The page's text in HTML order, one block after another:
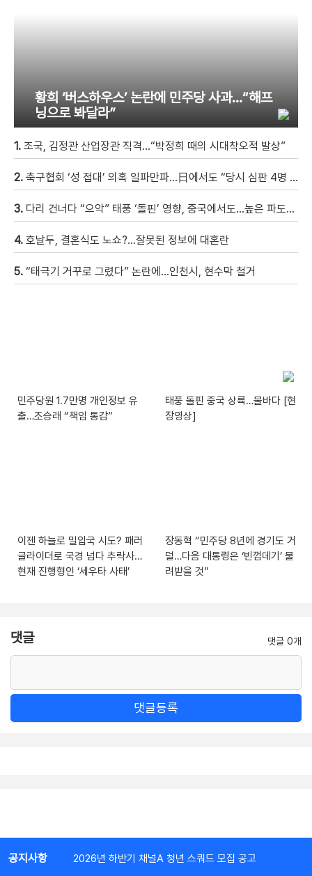
황희 ‘버스하우스’ 논란에 민주당 사과…“해프
닝으로 봐달라”
1. 조국, 김정관 산업장관 직격…“박정희 때의 시대착오적 발상”
2. 축구협회 ‘성 접대’ 의혹 일파만파…日에서도 “당시 심판 4명 조사 착수”
3. 다리 건너다 “으악” 태풍 ‘돌핀’ 영향, 중국에서도…높은 파도에 휩쓸려 9세 아이 실종 [현장영상]
4. 호날두, 결혼식도 노쇼?…잘못된 정보에 대혼란
5. “태극기 거꾸로 그렸다” 논란에…인천시, 현수막 철거
민주당원 1.7만명 개인정보 유
출…조승래 “책임 통감”
태풍 돌핀 중국 상륙…물바다 [현
장영상]
이젠 하늘로 밀입국 시도? 패러
글라이더로 국경 넘다 추락사…
현재 진행형인 ‘세우타 사태’
장동혁 “민주당 8년에 경기도 거
덜…다음 대통령은 ‘빈껍데기’ 물
려받을 것”
댓글 댓글 0개
댓글등록
공지사항 2026년 하반기 채널A 청년 스쿼드 모집 공고